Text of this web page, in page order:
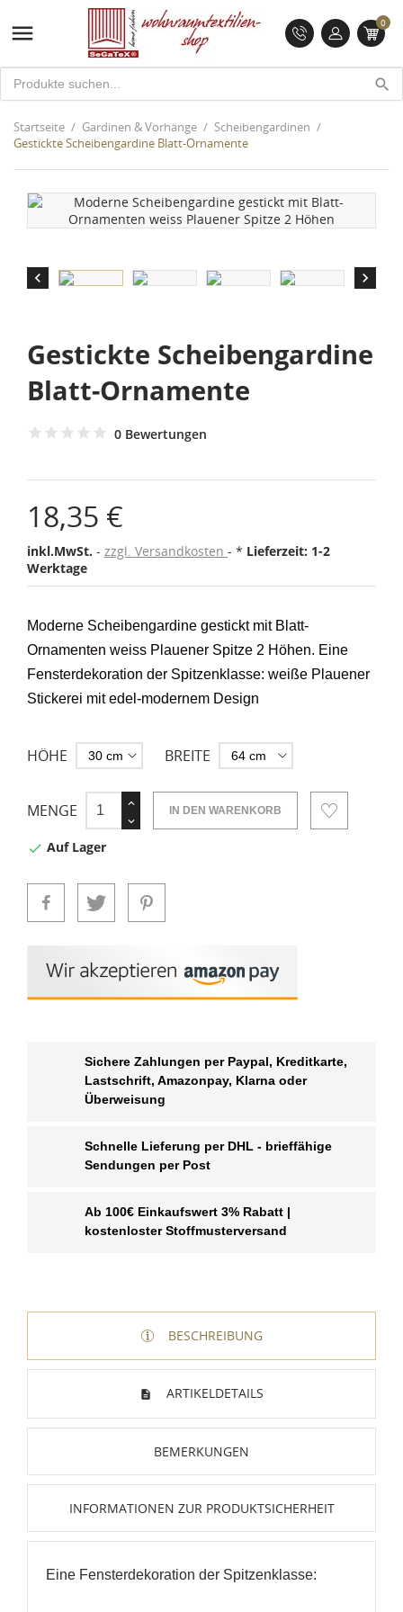
 0
search
Startseite Gardinen & Vorhänge
Scheibengardinen
Gestickte Scheibengardine Blatt-Ornamente
 
Gestickte Scheibengardine
Blatt-Ornamente
0 Bewertungen
18,35 €
inkl.MwSt. zzgl. Versandkosten * Lieferzeit: 1-2
Werktage
Moderne Scheibengardine gestickt mit Blatt-
Ornamenten weiss Plauener Spitze 2 Höhen. Eine
Fensterdekoration der Spitzenklasse: weiße Plauener
Stickerei mit edel-modernem Design
HÖHE BREITE
MENGE IN DEN WARENKORB
 Auf Lager
Sichere Zahlungen per Paypal, Kreditkarte,
Lastschrift, Amazonpay, Klarna oder
Überweisung
Schnelle Lieferung per DHL - brieffähige
Sendungen per Post
Ab 100€ Einkaufswert 3% Rabatt |
kostenloster Stoffmusterversand
BESCHREIBUNG
ARTIKELDETAILS
BEMERKUNGEN
INFORMATIONEN ZUR PRODUKTSICHERHEIT
Eine Fensterdekoration der Spitzenklasse: